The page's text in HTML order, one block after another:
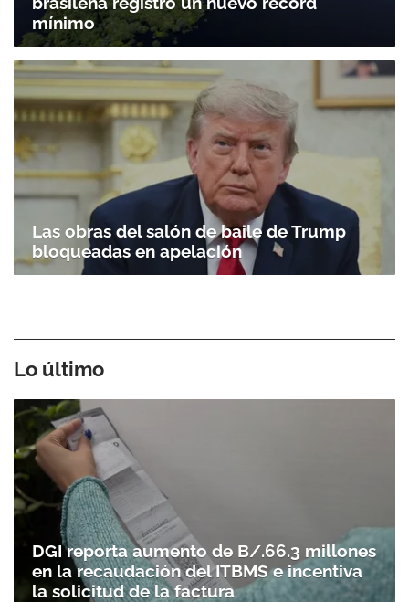
mínimo
Las obras del salón de baile de Trump
bloqueadas en apelación
Lo último
DGI reporta aumento de B/.66.3 millones
en la recaudación del ITBMS e incentiva
la solicitud de la factura